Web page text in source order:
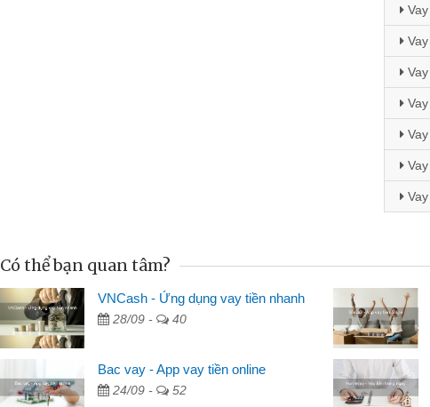
Vay
Vay
Vay
Vay
Vay
Vay
Vay
Mai Lan - Sinh viên
Tôi biết đến thông qua quảng cáo trên facebook.
sinh viên nên cần đóng tiền nhà, sinh nhật bạn bè, mà
thấy thủ tục nhanh gọn nên tôi quyết định vay
Có thể bạn quan tâm?
VNCash - Ứng dụng vay tiền nhanh
28/09 - 40
Bac vay - App vay tiền online
24/09 - 52